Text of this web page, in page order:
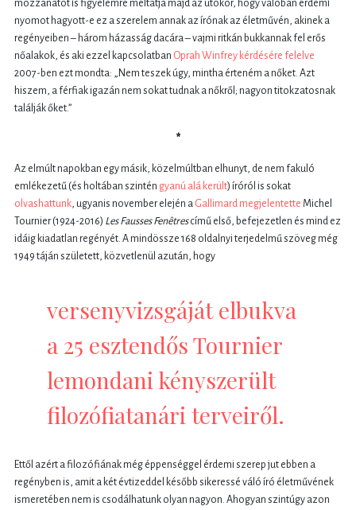
mozzanatot is figyelemre méltatja majd az utókor, hogy valóban érdemi
nyomot hagyott-e ez a szerelem annak az írónak az életművén, akinek a
regényeiben – három házasság dacára – vajmi ritkán bukkannak fel erős
nőalakok, és aki ezzel kapcsolatban Oprah Winfrey kérdésére felelve
2007-ben ezt mondta: „Nem teszek úgy, mintha érteném a nőket. Azt
hiszem, a férfiak igazán nem sokat tudnak a nőkről; nagyon titokzatosnak
találják őket.”
*
Az elmúlt napokban egy másik, közelmúltban elhunyt, de nem fakuló
emlékezetű (és holtában szintén gyanú alá került) íróról is sokat
olvashattunk, ugyanis november elején a Gallimard megjelentette Michel
Tournier (1924-2016) Les Fausses Fenêtrescímű első, befejezetlen és mind ez
idáig kiadatlan regényét. A mindössze 168 oldalnyi terjedelmű szöveg még
1949 táján született, közvetlenül azután, hogy
versenyvizsgáját elbukva
a 25 esztendős Tournier
lemondani kényszerült
filozófiatanári terveiről.
Ettől azért a filozófiának még éppenséggel érdemi szerep jut ebben a
regényben is, amit a két évtizeddel később sikeressé váló író életművének
ismeretében nem is csodálhatunk olyan nagyon. Ahogyan szintúgy azon